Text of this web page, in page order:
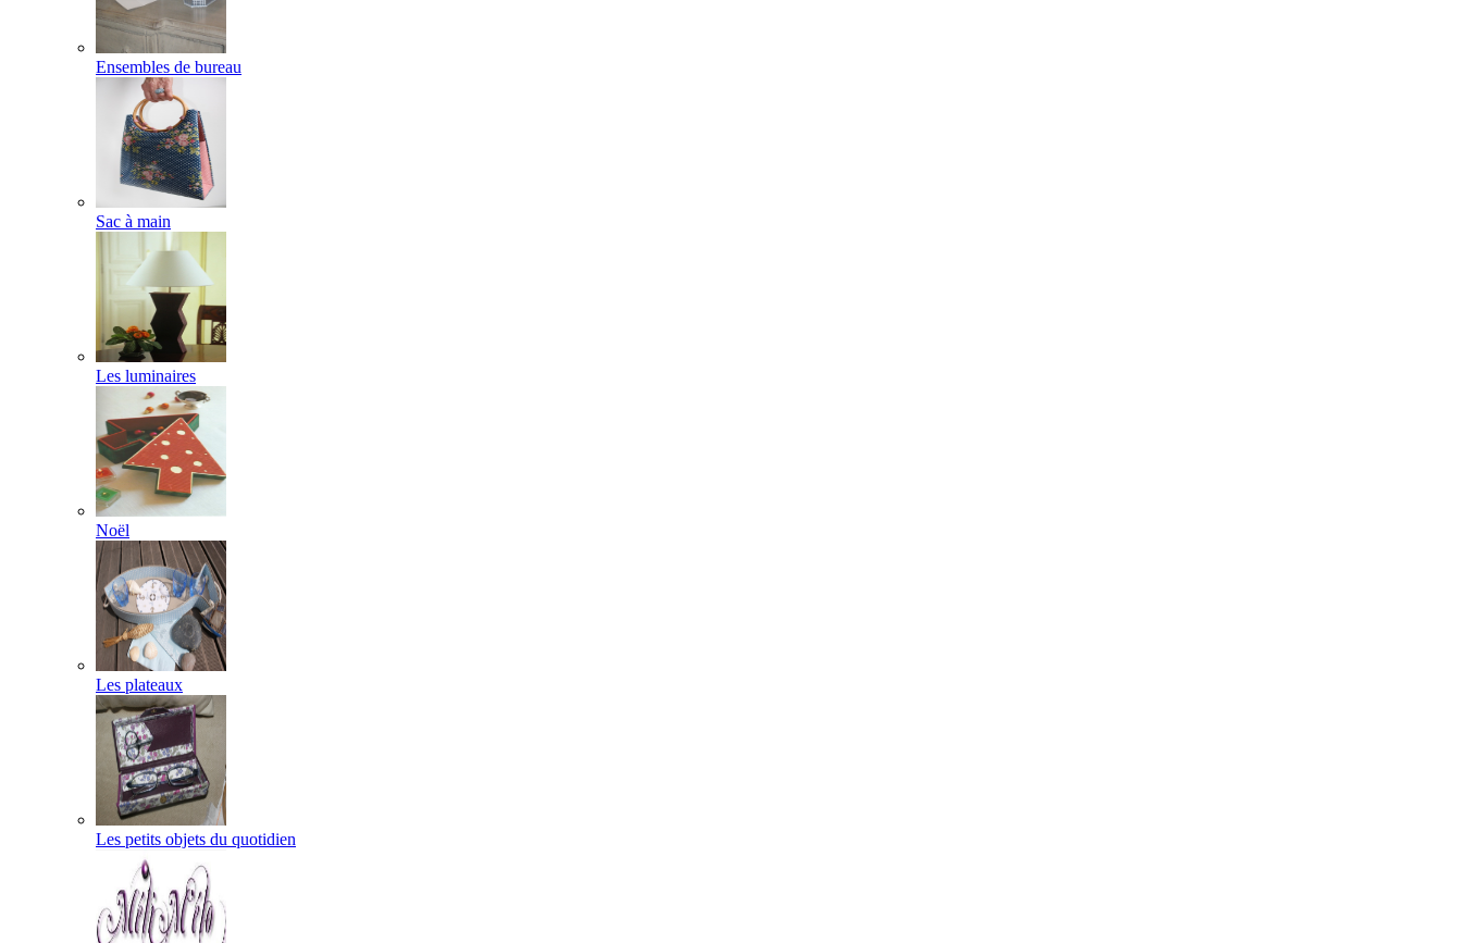
Ensembles de bureau
Sac à main
Les luminaires
Noël
Les plateaux
Les petits objets du quotidien